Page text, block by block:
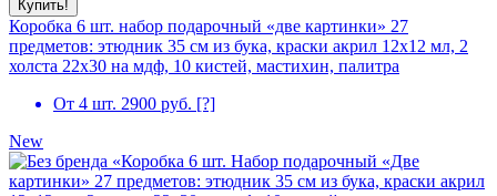
Коробка 6 шт. набор подарочный «две картинки» 27
предметов: этюдник 35 см из бука, краски акрил 12x12 мл, 2
холста 22x30 на мдф, 10 кистей, мастихин, палитра
От 4 шт. 2900 руб. [?]
New